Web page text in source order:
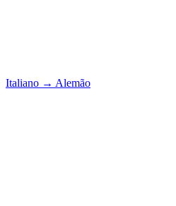
Italiano → Alemão